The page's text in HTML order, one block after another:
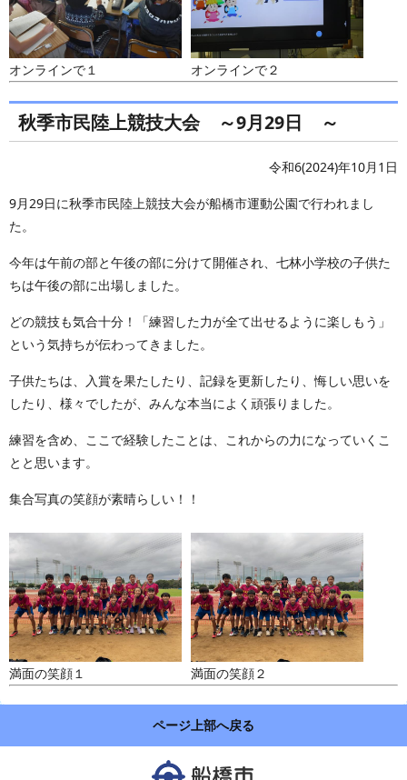
オンラインで１ オンラインで２
秋季市民陸上競技大会 ～9月29日 ～
令和6(2024)年10月1日
9月29日に秋季市民陸上競技大会が船橋市運動公園で行われまし
た。
今年は午前の部と午後の部に分けて開催され、七林小学校の子供た
ちは午後の部に出場しました。
どの競技も気合十分！「練習した力が全て出せるように楽しもう」
という気持ちが伝わってきました。
子供たちは、入賞を果たしたり、記録を更新したり、悔しい思いを
したり、様々でしたが、みんな本当によく頑張りました。
練習を含め、ここで経験したことは、これからの力になっていくこ
とと思います。
集合写真の笑顔が素晴らしい！！
満面の笑顔１ 満面の笑顔２
ページ上部へ戻る